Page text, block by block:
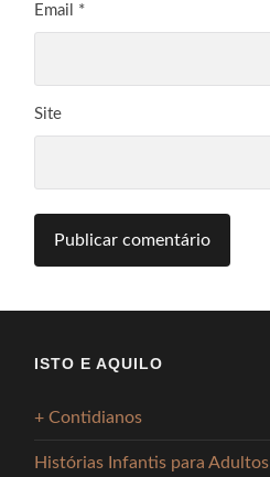
Email *
Site
ISTO E AQUILO
+ Contidianos
Histórias Infantis para Adultos